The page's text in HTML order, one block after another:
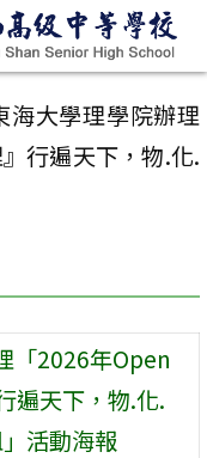
海大學理學院辦理
行遍天下，物.化.
「2026年Open
遍天下，物.化.
活動海報